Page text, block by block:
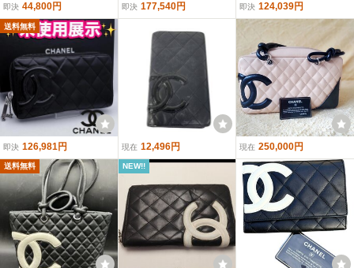
即決 44,800円 即決 177,540円 即決 124,039円
送料無料
即決 126,981円 現在 12,496円 現在 250,000円
送料無料 NEW!!